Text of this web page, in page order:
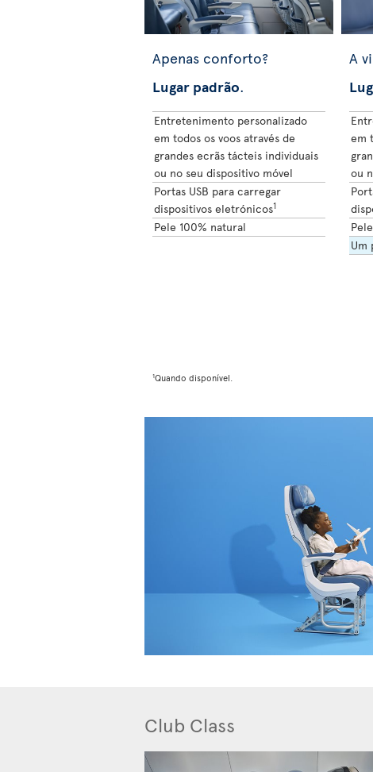
Apenas conforto?
Lugar padrão.
Entretenimento personalizado
em todos os voos através de
grandes ecrãs tácteis individuais
ou no seu dispositivo móvel
Portas USB para carregar
dispositivos eletrónicos1
Pele 100% natural
A
em
ou
Um
1Quando disponível.
Club Class